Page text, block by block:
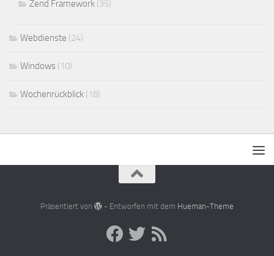
Zend Framework (35)
Webdienste (24)
Windows (10)
Wochenrückblick (18)
Präsentiert von - Entworfen mit dem Hueman-Theme